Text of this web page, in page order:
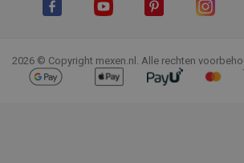
2026 © Copyright mexen.nl. Alle rechten